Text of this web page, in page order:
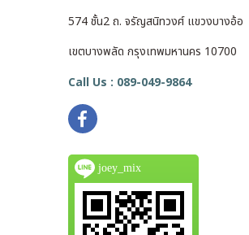
574 ชั้น2 ถ. จรัญสนิทวงศ์ แขวงบางอ้อ
เขตบางพลัด กรุงเทพมหานคร 10700
Call Us : 089-049-9864
joey_mix